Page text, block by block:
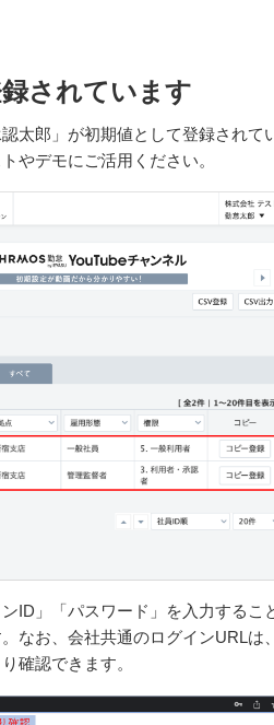
されています
太郎」が初期値として登録されて
やデモにご活用ください。
ID」「パスワード」を入力するこ
なお、会社共通のログインURLは
確認できます。